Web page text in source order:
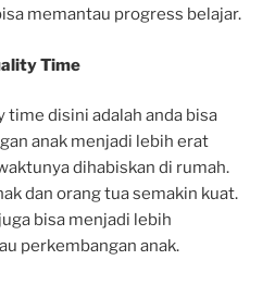
memantau progress belajar.
Time
time disini adalah anda bisa
anak menjadi lebih erat
dihabiskan di rumah.
dan orang tua semakin kuat.
bisa menjadi lebih
perkembangan anak.